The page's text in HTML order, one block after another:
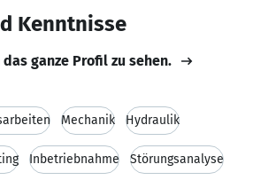
Kenntnisse
ganze Profil zu sehen.
Mechanik Hydraulik
Inbetriebnahme Störungsanalyse